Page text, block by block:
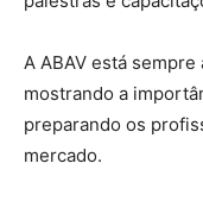
A ABAV está
mostrando a
preparando os
mercado.